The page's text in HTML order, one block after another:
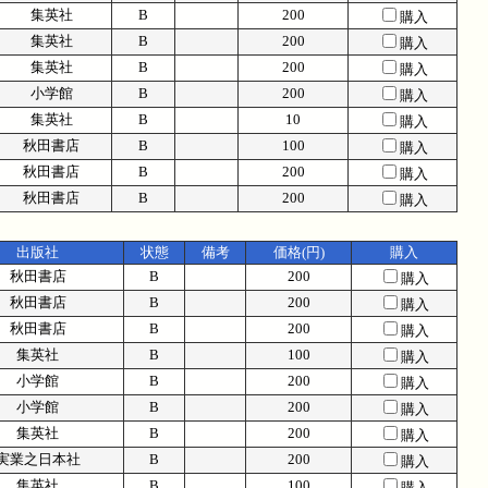
集英社 B 200
購入
集英社
B 200
購入
集英社
B 200
購入
小学館
B 200
購入
集英社
B 10
購入
秋田書店
B 100
購入
秋田書店
B 200
購入
秋田書店
B 200 購入
出版社 状態 備考 価格(円)
購入
秋田書店
B 200
購入
秋田書店
B 200
購入
秋田書店
B 200
購入
集英社
B 100
購入
小学館
B 200
購入
小学館
B 200
購入
集英社
B 200
購入
業之日本社
B 200
購入